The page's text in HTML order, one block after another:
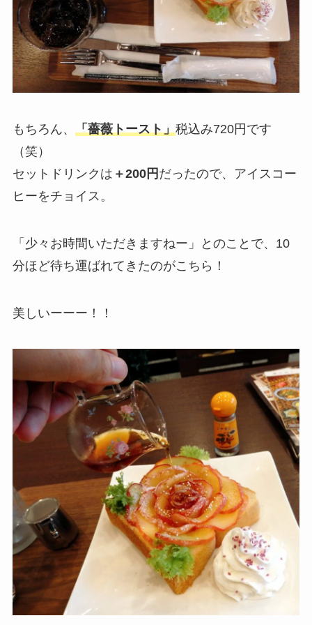
もちろん、 「 薔薇トースト 」 税込み720円です
（笑）
セットドリンクは ＋200円 だったので、アイスコー
ヒーをチョイス。
「少々お時間いただきますねー」とのことで、10
分ほど待ち運ばれてきたのがこちら！
美しいーーー！！